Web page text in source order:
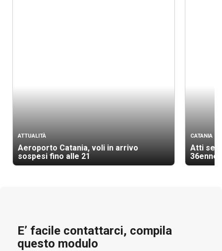
ATTUALITÀ
Aeroporto Catania, voli in arrivo
sospesi fino alle 21
CATANIA
Atti
36enne
E’ facile contattarci, compila
questo modulo